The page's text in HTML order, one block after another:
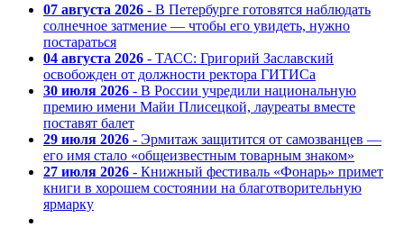
07 августа 2026 - В Петербурге готовятся наблюдать
солнечное затмение — чтобы его увидеть, нужно
постараться
04 августа 2026 - ТАСС: Григорий Заславский
освобожден от должности ректора ГИТИСа
30 июля 2026 - В России учредили национальную
премию имени Майи Плисецкой, лауреаты вместе
поставят балет
29 июля 2026 - Эрмитаж защитится от самозванцев —
его имя стало «общеизвестным товарным знаком»
27 июля 2026 - Книжный фестиваль «Фонарь» примет
книги в хорошем состоянии на благотворительную
ярмарку